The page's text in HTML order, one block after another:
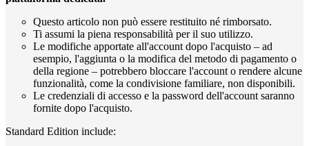
Questo articolo non può essere restituito né rimborsato.
Ti assumi la piena responsabilità per il suo utilizzo.
Le modifiche apportate all'account dopo l'acquisto – ad
esempio, l'aggiunta o la modifica del metodo di pagamento o
della regione – potrebbero bloccare l'account o rendere alcune
funzionalità, come la condivisione familiare, non disponibili.
Le credenziali di accesso e la password dell'account saranno
fornite dopo l'acquisto.
Standard Edition include: